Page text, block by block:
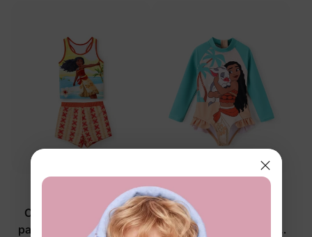
Conjunto de 2 piezas
para niña pequeña/niña
Trajes de baño Disney
Moana para niña pequeña